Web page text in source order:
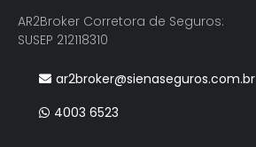
AR2Broker Corretora de Seguros:
SUSEP 212118310
ar2broker@sienaseguros.com.br
4003 6523